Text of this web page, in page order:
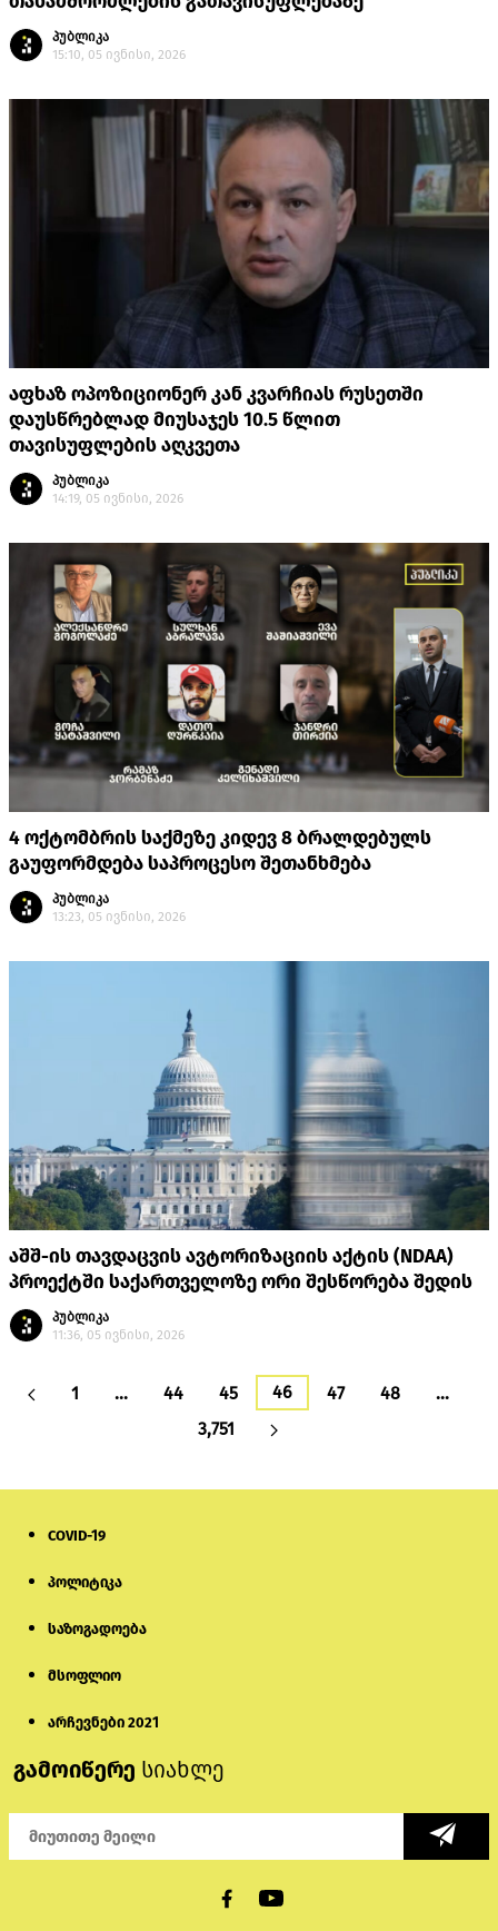
პუბლიკა
15:10, 05 ივნისი, 2026
აფხაზ ოპოზიციონერ კან კვარჩიას რუსეთში
დაუსწრებლად მიუსაჯეს 10.5 წლით
თავისუფლების აღკვეთა
პუბლიკა
14:19, 05 ივნისი, 2026
4 ოქტომბრის საქმეზე კიდევ 8 ბრალდებულს
გაუფორმდება საპროცესო შეთანხმება
პუბლიკა
13:23, 05 ივნისი, 2026
აშშ-ის თავდაცვის ავტორიზაციის აქტის (NDAA)
პროექტში საქართველოზე ორი შესწორება შედის
პუბლიკა
11:36, 05 ივნისი, 2026
1 … 44 45 46 47 48
…
3,751
COVID-19
პოლიტიკა
საზოგადოება
მსოფლიო
არჩევნები 2021
გამოიწერე სიახლე